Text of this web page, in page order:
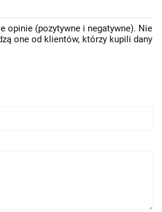
opinie (pozytywne i negatywne). Nie
one od klientów, którzy kupili dany